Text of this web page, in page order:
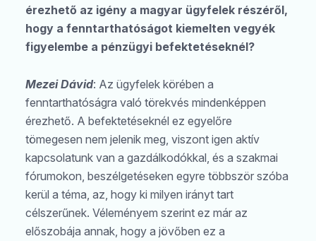
érezhető az igény a magyar ügyfelek részéről,
hogy a fenntarthatóságot kiemelten vegyék
figyelembe a pénzügyi befektetéseknél?
Mezei Dávid: Az ügyfelek körében a
fenntarthatóságra való törekvés mindenképpen
érezhető. A befektetéseknél ez egyelőre
tömegesen nem jelenik meg, viszont igen aktív
kapcsolatunk van a gazdálkodókkal, és a szakmai
fórumokon, beszélgetéseken egyre többször szóba
kerül a téma, az, hogy ki milyen irányt tart
célszerűnek. Véleményem szerint ez már az
előszobája annak, hogy a jövőben ez a